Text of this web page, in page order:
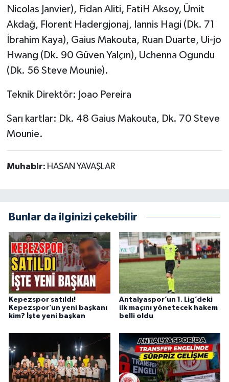
Nicolas Janvier), Fidan Aliti, FatiH Aksoy, Ümit
Akdağ, Florent Hadergjonaj, Iannis Hagi (Dk. 71
İbrahim Kaya), Gaius Makouta, Ruan Duarte, Ui-jo
Hwang (Dk. 90 Güven Yalçın), Uchenna Ogundu
(Dk. 56 Steve Mounie).
Teknik Direktör: Joao Pereira
Sarı kartlar: Dk. 48 Gaius Makouta, Dk. 70 Steve
Mounie.
Muhabir: HASAN YAVAŞLAR
Bunlar da ilginizi çekebilir
Kepezspor satıldı!
Kepezspor’un yeni başkanı
kim? İşte yeni başkan
Antalyaspor’un 1. Lig’deki
ilk maçını yönetecek hakem
belli oldu